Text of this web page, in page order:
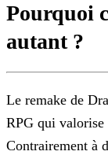
Pourquoi
autant ?
Le remake de
RPG qui valorise
Contrairement à